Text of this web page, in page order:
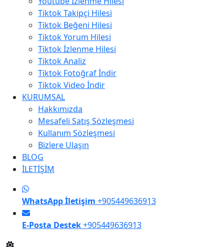
Tiktok Takipçi Hilesi
Tiktok Beğeni Hilesi
Tiktok Yorum Hilesi
Tiktok İzlenme Hilesi
Tiktok Analiz
Tiktok Fotoğraf İndir
Tiktok Video İndir
KURUMSAL
Hakkımızda
Mesafeli Satış Sözleşmesi
Kullanım Sözleşmesi
Bizlere Ulaşın
BLOG
İLETİŞİM
WhatsApp İletişim +905449636913
E-Posta Destek+905449636913